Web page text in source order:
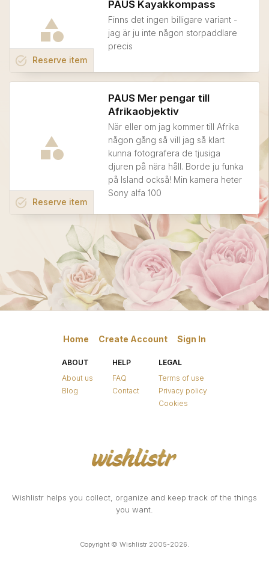
PAUS Kayakkompass
Finns det ingen billigare variant -
jag är ju inte någon storpaddlare
precis
task_alt Reserve item
PAUS Mer pengar till
Afrikaobjektiv
När eller om jag kommer till Afrika
någon gång så vill jag så klart
kunna fotografera de tjusiga
djuren på nära håll. Borde ju funka
på Island också! Min kamera heter
Sony alfa 100
task_alt Reserve item
Wishlistr helps you collect, organize and keep track of the things
you want.
Copyright © Wishlistr 2005-2026.
Home Create Account Sign In
ABOUT
About us
Blog
HELP
FAQ
Contact
LEGAL
Terms of use
Privacy policy
Cookies